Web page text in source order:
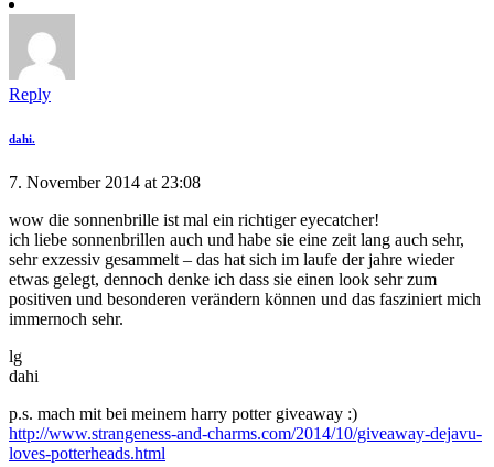
Reply
dahi.
7. November 2014 at 23:08
wow die sonnenbrille ist mal ein richtiger eyecatcher!
ich liebe sonnenbrillen auch und habe sie eine zeit lang auch sehr,
sehr exzessiv gesammelt – das hat sich im laufe der jahre wieder
etwas gelegt, dennoch denke ich dass sie einen look sehr zum
positiven und besonderen verändern können und das fasziniert mich
immernoch sehr.
lg
dahi
p.s. mach mit bei meinem harry potter giveaway :)
http://www.strangeness-and-charms.com/2014/10/giveaway-dejavu-
loves-potterheads.html